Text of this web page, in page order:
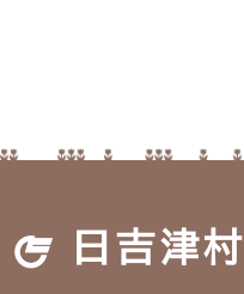
日吉津村